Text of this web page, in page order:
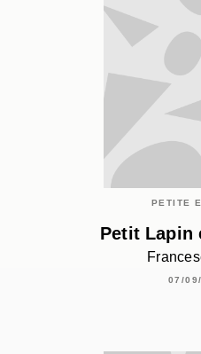
PETITE
Petit Lapin
07/